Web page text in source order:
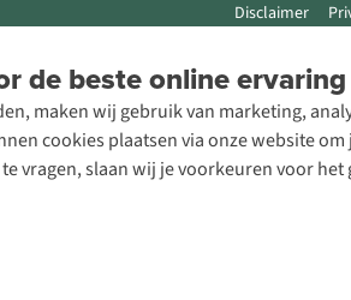
de beste online ervaring
maken wij gebruik van marketing,
cookies plaatsen via onze website
vragen, slaan wij je voorkeuren voor
Disclaimer